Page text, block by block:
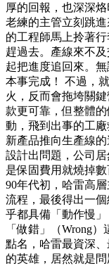
厚的回報，也深深
老練的主管立刻跳
的工程師馬上拎著
趕過去。產線來不
起把進度追回來。
本事完成！ 不過，
火，反而會拖垮關
款更可靠，但整體
動，飛到出事的工
新產品推向生產線
設計出問題，公司
是保固費用就燒掉
90年代初，哈雷高
流程，最後得出一
乎都具備「動作慢」
「做錯」（Wrong
點名，哈雷最資深
的英雄，居然就是